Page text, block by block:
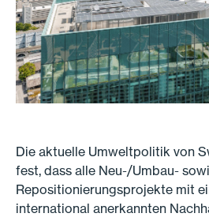
Die aktuelle Umweltpolitik von
fest, dass alle Neu-/Umbau-
Repositionierungsprojekte mit
international anerkannten